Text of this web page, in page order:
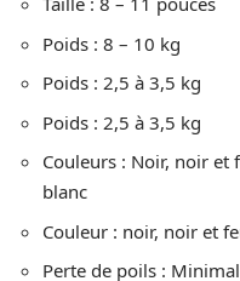
Poids : 8 – 10 kg
Poids : 2,5 à 3,5 kg
Poids : 2,5 à 3,5 kg
Couleurs : Noir, noir et
blanc
Couleur : noir, noir et
Perte de poils : Minimal